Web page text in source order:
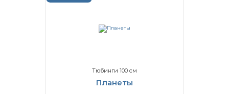
Тюбинги 100 см
Планеты